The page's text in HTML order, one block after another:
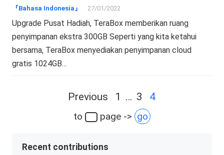
『Bahasa Indonesia』 27/01/2022
Upgrade Pusat Hadiah, TeraBox memberikan ruang
penyimpanan ekstra 300GB Seperti yang kita ketahui
bersama, TeraBox menyediakan penyimpanan cloud
gratis 1024GB…
Previous 1 … 3 4
to page -> go
Recent contributions